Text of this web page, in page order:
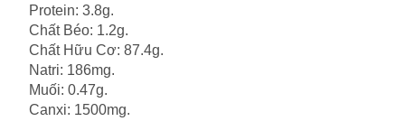
Protein: 3.8g.
Chất Béo: 1.2g.
Chất Hữu Cơ: 87.4g.
Natri: 186mg.
Muối: 0.47g.
Canxi: 1500mg.